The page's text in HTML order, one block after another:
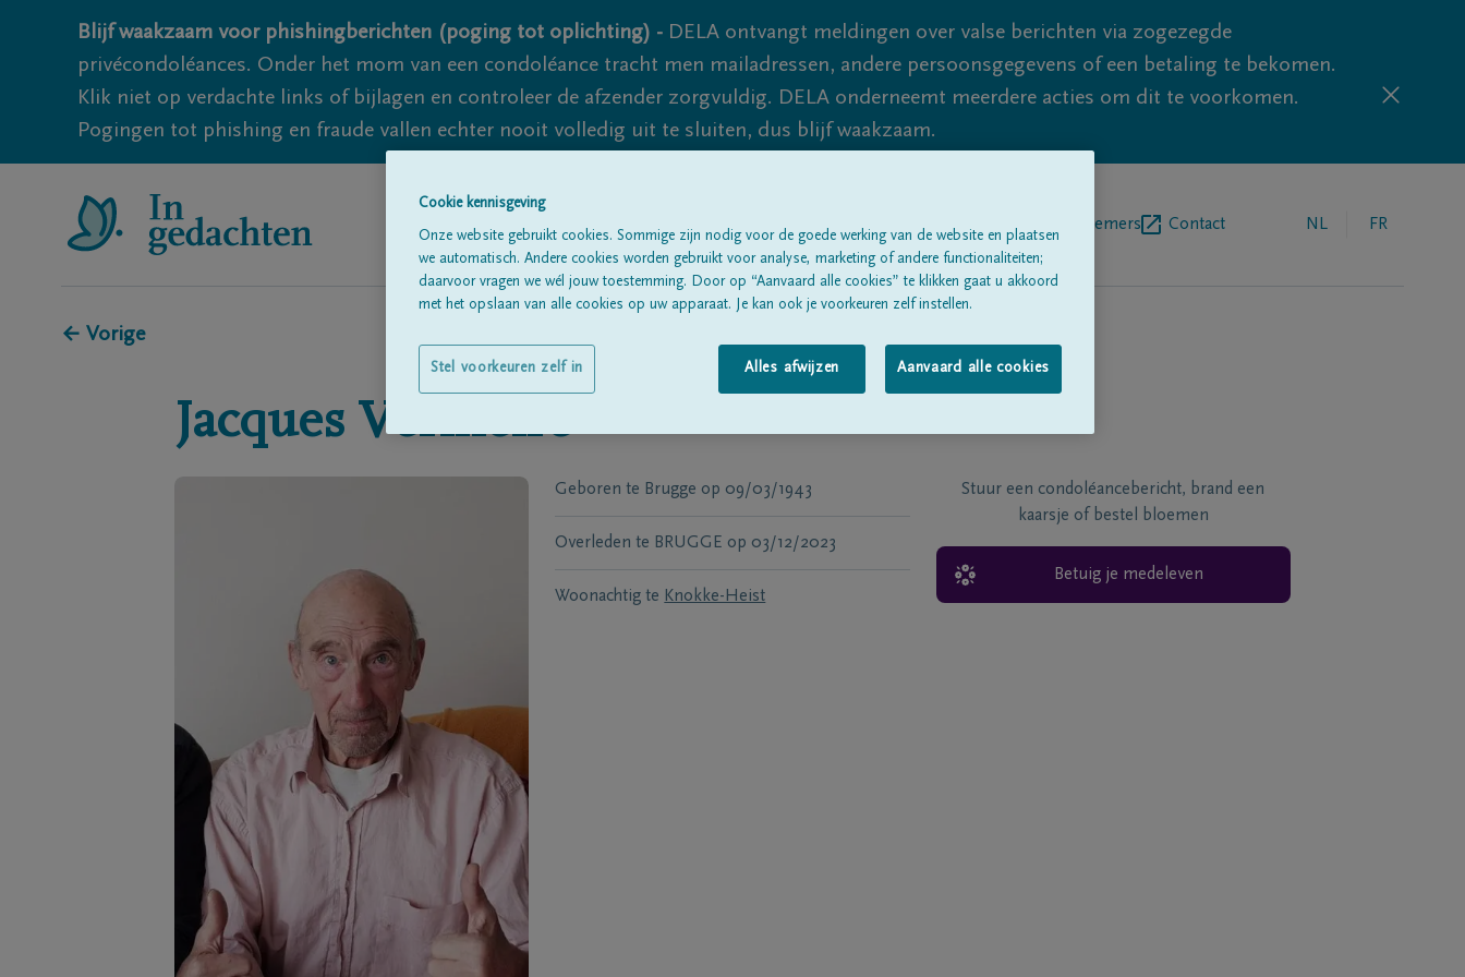
Blijf waakzaam voor phishingberichten (poging tot oplichting) - DELA ontvangt meldingen over valse berichten via zogezegde
privécondoléances. Onder het mom van een condoléance tracht men mailadressen, andere persoonsgegevens of een betaling te bekomen.
Klik niet op verdachte links of bijlagen en controleer de afzender zorgvuldig. DELA onderneemt meerdere acties om dit te voorkomen.
Pogingen tot phishing en fraude vallen echter nooit volledig uit te sluiten, dus blijf waakzaam.
Alle rouwberichten Over ons Begrafenisondernemers Contact NL FR
← Vorige
Jacques Vermeire
Geboren te Brugge op 09/03/1943
Overleden te BRUGGE op 03/12/2023
Woonachtig te Knokke-Heist
Stuur een condoléancebericht, brand een
kaarsje of bestel bloemen
Betuig je medeleven
Cookie kennisgeving
Onze website gebruikt cookies. Sommige zijn nodig voor de goede werking van de website en plaatsen
we automatisch. Andere cookies worden gebruikt voor analyse, marketing of andere functionaliteiten;
daarvoor vragen we wél jouw toestemming. Door op “Aanvaard alle cookies” te klikken gaat u akkoord
met het opslaan van alle cookies op uw apparaat. Je kan ook je voorkeuren zelf instellen.
Alles afwijzen Aanvaard alle cookies
Stel voorkeuren zelf in